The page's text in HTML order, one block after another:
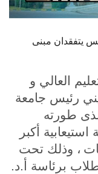
الموظفون
الزائـرونيتفقدان مبنى
العالي و
رئيس جامعة
طورته
أكبر
، وذلك تحت
برئاسة أ.د.